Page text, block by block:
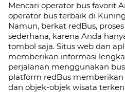
Mencari operator bus favorit
operator bus terbaik di
Namun, berkat redBus,
sederhana, karena Anda
tombol saja. Situs web dan
memberikan informasi
perjalanan menggunakan
platform redBus
dan objek-objek wisata